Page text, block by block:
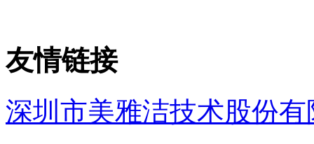
友情链接
深圳市美雅洁技术股份有